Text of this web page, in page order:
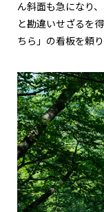
ん斜面も急になり
と勘違いせざるを
ちら」の看板を頼